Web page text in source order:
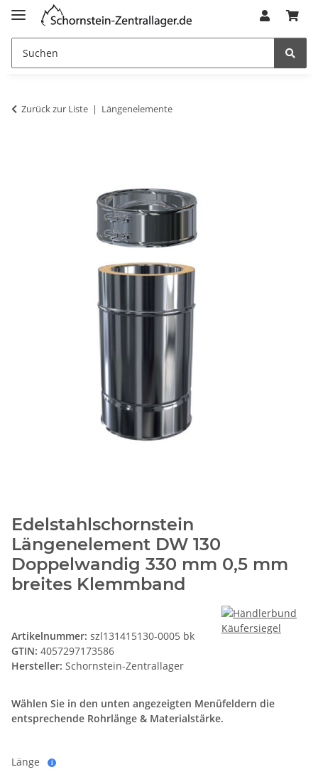
Zurück zur Liste Längenelemente
Edelstahlschornstein
Längenelement DW 130
Doppelwandig 330 mm 0,5 mm
breites Klemmband
Artikelnummer: szl131415130-0005 bk
GTIN: 4057297173586
Hersteller: Schornstein-Zentrallager
Wählen Sie in den unten angezeigten Menüfeldern die
entsprechende Rohrlänge & Materialstärke.
Länge i